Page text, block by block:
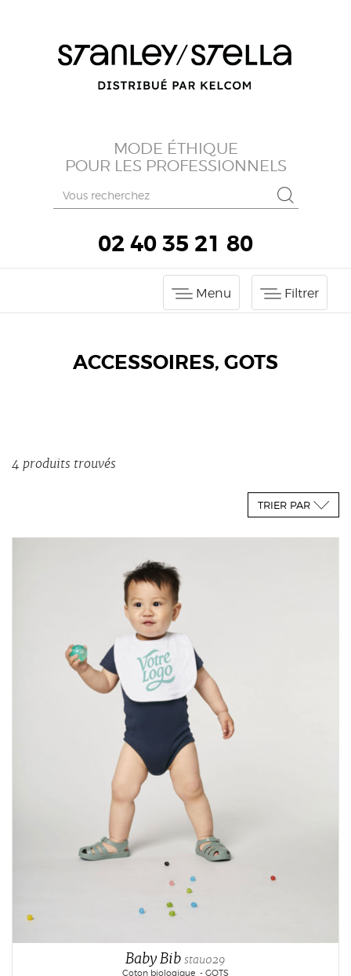
MODE ÉTHIQUE
POUR LES PROFESSIONNELS
02 40 35 21 80
Filtrer
Menu
ACCESSOIRES, GOTS
4 produits trouvés
TRIER PAR
Baby Bib stau029
Coton biologique - GOTS